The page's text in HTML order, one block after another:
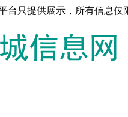
台只提供展示，所有信息仅